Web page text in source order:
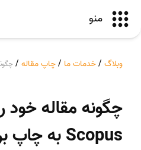
منو
وبلاگ /خدمات ما /چاپ مقاله /
چگونه مقاله خود
Scopus به چاپ برسانیم؟